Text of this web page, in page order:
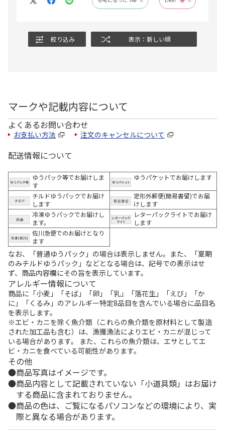
絞り込み 表示：新しい順
マークや記載内容について
よくあるお問い合わせ
お支払い方法 注文のキャンセルについて
配送情報について
ゆうパック等でお届けしま
す
ゆうパケットでお届けします
チルドゆうパックでお届け
します
定形外郵便(簡易書留)でお届
けします
冷凍ゆうパックでお届けし
ます。
レターパックライトでお届け
します
佐川急便でのお届けとなり
ます
なお、「普通ゆうパック」の場合は表示しません。また、「夏期
のみチルドゆうパック」などとなる場合は、記号での表示はせ
ず、商品内容欄にその旨を表示しています。
アレルギー情報について
商品に「小麦」「そば」「卵」「乳」「落花生」「えび」「か
に」「くるみ」のアレルギー特定8品目を含んでいる場合に品目名
を表示します。
※エビ・カニを除く魚介類（これらの魚介類を原材料として製造
された加工品も含む）は、漁獲漁法によりエビ・カニが混じって
いる場合があります。 また、これらの魚介類は、エサとしてエ
ビ・カニを食べている可能性があります。
その他
商品写真はイメージです。
商品内容として記載されていない「小道具類」はお届け
する商品に含まれておりません。
商品の色は、ご覧になるパソコンなどの環境により、実
際と異なる場合があります。